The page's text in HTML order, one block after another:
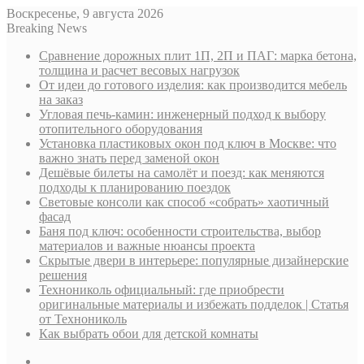
Воскресенье, 9 августа 2026
Breaking News
Сравнение дорожных плит 1П, 2П и ПАГ: марка бетона,
толщина и расчет весовых нагрузок
От идеи до готового изделия: как производится мебель
на заказ
Угловая печь-камин: инженерный подход к выбору
отопительного оборудования
Установка пластиковых окон под ключ в Москве: что
важно знать перед заменой окон
Дешёвые билеты на самолёт и поезд: как меняются
подходы к планированию поездок
Световые консоли как способ «собрать» хаотичный
фасад
Баня под ключ: особенности строительства, выбор
материалов и важные нюансы проекта
Скрытые двери в интерьере: популярные дизайнерские
решения
Технониколь официальный: где приобрести
оригинальные материалы и избежать подделок | Статья
от Технониколь
Как выбрать обои для детской комнаты